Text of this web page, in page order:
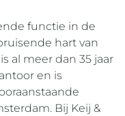
functie in de
hart van
al meer dan 35 jaar
en is
Bij Keij &